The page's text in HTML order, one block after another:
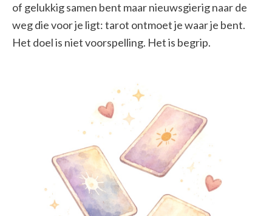
of gelukkig samen bent maar nieuwsgierig naar de
weg die voor je ligt: tarot ontmoet je waar je bent.
Het doel is niet voorspelling. Het is begrip.